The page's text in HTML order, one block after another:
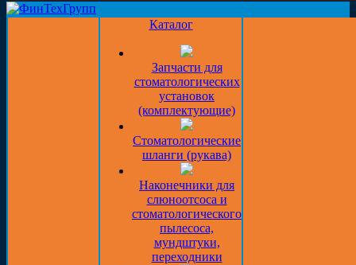
Каталог
Запчасти для
стоматологических
установок
(комплектующие)
Стоматологические
шланги (рукава)
Наконечники для
слюноотсоса и
стоматологического
пылесоса,
мундштуки,
переходники